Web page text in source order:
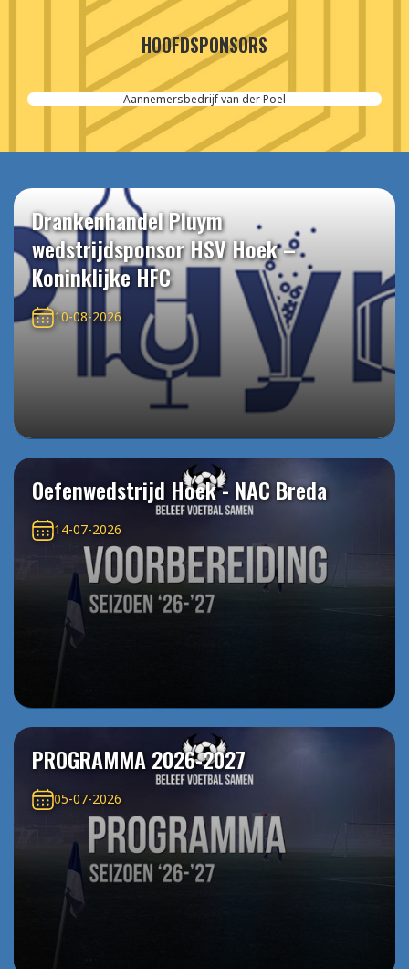
HOOFDSPONSORS
Aannemersbedrijf van der Poel
Drankenhandel Pluym
wedstrijdsponsor HSV Hoek –
Koninklijke HFC
10-08-2026
Oefenwedstrijd Hoek - NAC Breda
14-07-2026
PROGRAMMA 2026-2027
05-07-2026